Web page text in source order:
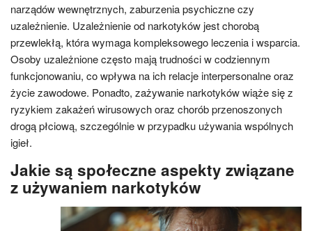
narządów wewnętrznych, zaburzenia psychiczne czy
uzależnienie. Uzależnienie od narkotyków jest chorobą
przewlekłą, która wymaga kompleksowego leczenia i wsparcia.
Osoby uzależnione często mają trudności w codziennym
funkcjonowaniu, co wpływa na ich relacje interpersonalne oraz
życie zawodowe. Ponadto, zażywanie narkotyków wiąże się z
ryzykiem zakażeń wirusowych oraz chorób przenoszonych
drogą płciową, szczególnie w przypadku używania wspólnych
igieł.
Jakie są społeczne aspekty związane
z używaniem narkotyków